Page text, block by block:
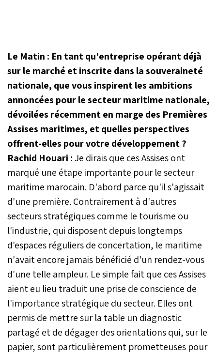
Le Matin : En tant qu'entreprise opérant déjà
sur le marché et inscrite dans la souveraineté
nationale, que vous inspirent les ambitions
annoncées pour le secteur maritime nationale,
dévoilées récemment en marge des Premières
Assises maritimes, et quelles perspectives
offrent-elles pour votre développement ?
Rachid Houari :Je dirais que ces Assises ont
marqué une étape importante pour le secteur
maritime marocain. D'abord parce qu'il s'agissait
d'une première. Contrairement à d'autres
secteurs stratégiques comme le tourisme ou
l'industrie, qui disposent depuis longtemps
d'espaces réguliers de concertation, le maritime
n'avait encore jamais bénéficié d'un rendez-vous
d'une telle ampleur. Le simple fait que ces Assises
aient eu lieu traduit une prise de conscience de
l'importance stratégique du secteur. Elles ont
permis de mettre sur la table un diagnostic
partagé et de dégager des orientations qui, sur le
papier, sont particulièrement prometteuses pour